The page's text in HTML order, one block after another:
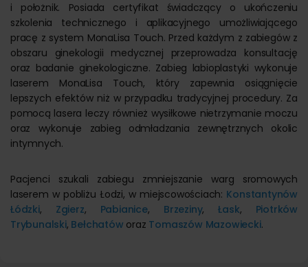
i położnik. Posiada certyfikat świadczący o ukończeniu
szkolenia technicznego i aplikacyjnego umożliwiającego
pracę z system MonaLisa Touch. Przed każdym z zabiegów z
obszaru ginekologii medycznej przeprowadza konsultację
oraz badanie ginekologiczne. Zabieg labioplastyki wykonuje
laserem MonaLisa Touch, który zapewnia osiągnięcie
lepszych efektów niż w przypadku tradycyjnej procedury. Za
pomocą lasera leczy również wysiłkowe nietrzymanie moczu
oraz wykonuje zabieg odmładzania zewnętrznych okolic
intymnych.
Pacjenci szukali zabiegu zmniejszanie warg sromowych
laserem w pobliżu Łodzi, w miejscowościach: Konstantynów
Łódzki, Zgierz, Pabianice, Brzeziny,Łask, Piotrków
Trybunalski, Bełchatów oraz Tomaszów Mazowiecki.